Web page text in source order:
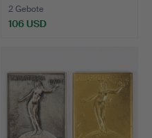
2 Gebote
106 USD